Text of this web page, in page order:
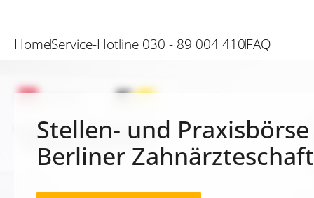
HomeService-Hotline 030 - 89 004 410FAQ
Stellen- und
Berliner Zahnärzteschaft